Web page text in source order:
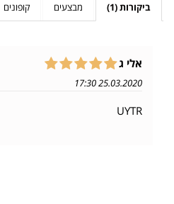
ביקורות (1) מבצעים קופונים
אלי ג
25.03.2020 17:30
UYTR